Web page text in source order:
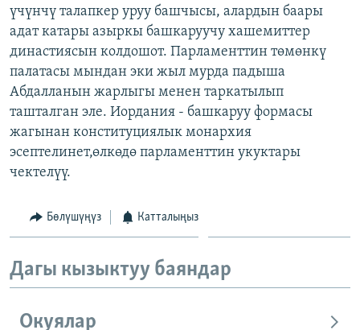
ЭЖЕ-СИҢДИЛЕР
АЗАТТЫК+
ЫҢГАЙСЫЗ СУРООЛОР
ОНЛАЙН ШЕРИНЕ
ЭЕ/АРнун бардык сайттары
үчүнчү талапкер уруу башчысы, алардын баары
адат катары азыркы башкаруучу хашемиттер
династиясын колдошот. Парламенттин төмөнкү
палатасы мындан эки жыл мурда падыша
Абдалланын жарлыгы менен таркатылып
ташталган эле. Иордания - башкаруу формасы
жагынан конституциялык монархия
эсептелинет,өлкөдө парламенттин укуктары
чектелүү.
Бөлүшүңүз Катталыңыз
Дагы кызыктуу баяндар
Окуялар